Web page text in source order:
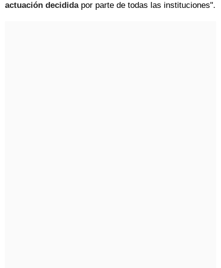
actuación decidida por parte de todas las instituciones".